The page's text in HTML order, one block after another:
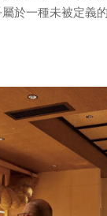
於一種未被定義
度來看具有多重